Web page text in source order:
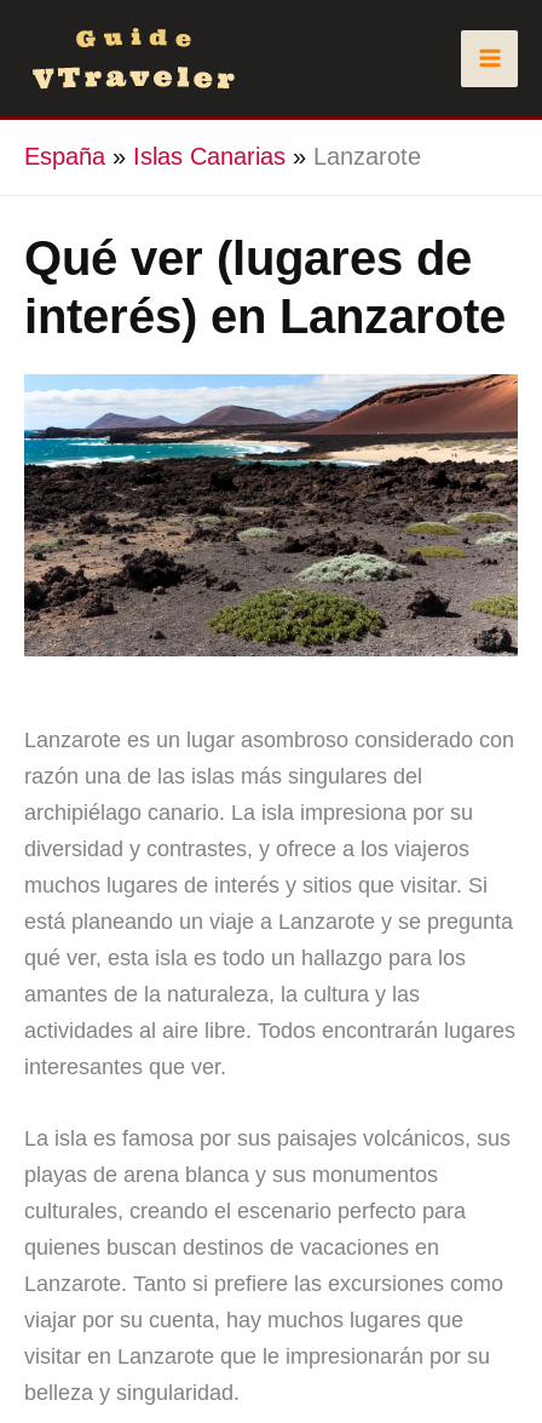
contenido
España » Islas Canarias » Lanzarote
Qué ver (lugares de
interés) en Lanzarote
Lanzarote es un lugar asombroso considerado con
razón una de las islas más singulares del
archipiélago canario. La isla impresiona por su
diversidad y contrastes, y ofrece a los viajeros
muchos lugares de interés y sitios que visitar. Si
está planeando un viaje a Lanzarote y se pregunta
qué ver, esta isla es todo un hallazgo para los
amantes de la naturaleza, la cultura y las
actividades al aire libre. Todos encontrarán lugares
interesantes que ver.
La isla es famosa por sus paisajes volcánicos, sus
playas de arena blanca y sus monumentos
culturales, creando el escenario perfecto para
quienes buscan destinos de vacaciones en
Lanzarote. Tanto si prefiere las excursiones como
viajar por su cuenta, hay muchos lugares que
visitar en Lanzarote que le impresionarán por su
belleza y singularidad.